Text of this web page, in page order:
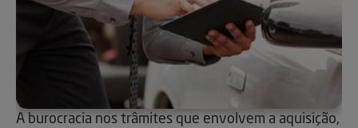
A burocracia nos trâmites que envolvem a aquisição,